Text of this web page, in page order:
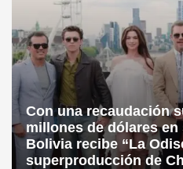
Con una recaudación
millones de dólares
Bolivia recibe “La
superproducción de